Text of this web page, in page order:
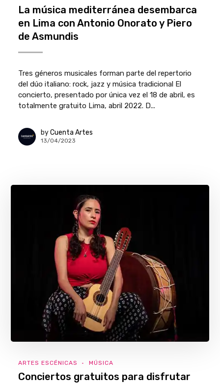
La música mediterránea desembarca
en Lima con Antonio Onorato y Piero
de Asmundis
Tres géneros musicales forman parte del repertorio
del dúo italiano: rock, jazz y música tradicional El
concierto, presentado por única vez el 18 de abril, es
totalmente gratuito Lima, abril 2022. D...
by Cuenta Artes
13/04/2023
ARTES ESCÉNICAS MÚSICA
Conciertos gratuitos para disfrutar